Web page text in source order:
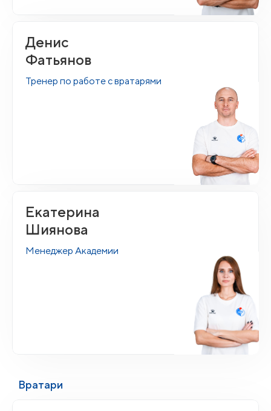
Денис
Фатьянов
Тренер по работе с вратарями
Екатерина
Шиянова
Менеджер Академии
Вратари